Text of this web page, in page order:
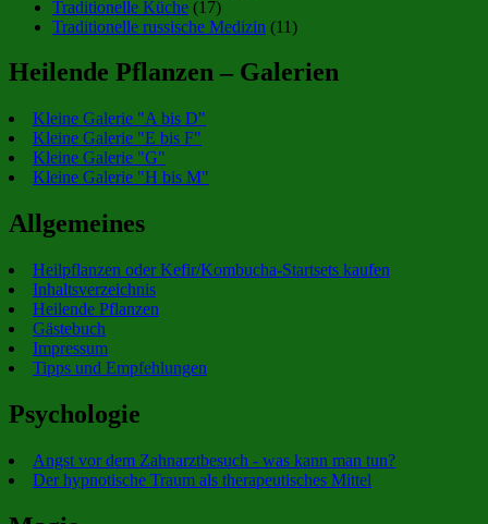
Traditionelle Küche (17)
Traditionelle russische Medizin (11)
Heilende Pflanzen – Galerien
Kleine Galerie "A bis D"
Kleine Galerie "E bis F"
Kleine Galerie "G"
Kleine Galerie "H bis M"
Allgemeines
Heilpflanzen oder Kefir/Kombucha-Startsets kaufen
Inhaltsverzeichnis
Heilende Pflanzen
Gästebuch
Impressum
Tipps und Empfehlungen
Psychologie
Angst vor dem Zahnarztbesuch - was kann man tun?
Der hypnotische Traum als therapeutisches Mittel